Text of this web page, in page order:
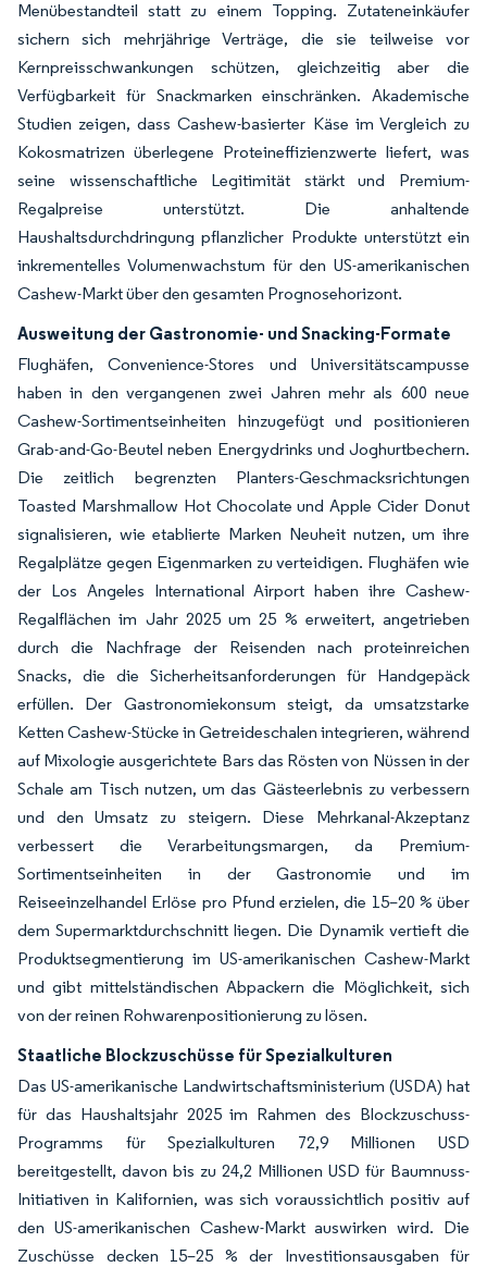
Menübestandteil statt zu einem Topping. Zutateneinkäufer
sichern sich mehrjährige Verträge, die sie teilweise vor
Kernpreisschwankungen schützen, gleichzeitig aber die
Verfügbarkeit für Snackmarken einschränken. Akademische
Studien zeigen, dass Cashew-basierter Käse im Vergleich zu
Kokosmatrizen überlegene Proteineffizienzwerte liefert, was
seine wissenschaftliche Legitimität stärkt und Premium-
Regalpreise unterstützt. Die anhaltende
Haushaltsdurchdringung pflanzlicher Produkte unterstützt ein
inkrementelles Volumenwachstum für den US-amerikanischen
Cashew-Markt über den gesamten Prognosehorizont.
Ausweitung der Gastronomie- und Snacking-Formate
Flughäfen, Convenience-Stores und Universitätscampusse
haben in den vergangenen zwei Jahren mehr als 600 neue
Cashew-Sortimentseinheiten hinzugefügt und positionieren
Grab-and-Go-Beutel neben Energydrinks und Joghurtbechern.
Die zeitlich begrenzten Planters-Geschmacksrichtungen
Toasted Marshmallow Hot Chocolate und Apple Cider Donut
signalisieren, wie etablierte Marken Neuheit nutzen, um ihre
Regalplätze gegen Eigenmarken zu verteidigen. Flughäfen wie
der Los Angeles International Airport haben ihre Cashew-
Regalflächen im Jahr 2025 um 25 % erweitert, angetrieben
durch die Nachfrage der Reisenden nach proteinreichen
Snacks, die die Sicherheitsanforderungen für Handgepäck
erfüllen. Der Gastronomiekonsum steigt, da umsatzstarke
Ketten Cashew-Stücke in Getreideschalen integrieren, während
auf Mixologie ausgerichtete Bars das Rösten von Nüssen in der
Schale am Tisch nutzen, um das Gästeerlebnis zu verbessern
und den Umsatz zu steigern. Diese Mehrkanal-Akzeptanz
verbessert die Verarbeitungsmargen, da Premium-
Sortimentseinheiten in der Gastronomie und im
Reiseeinzelhandel Erlöse pro Pfund erzielen, die 15–20 % über
dem Supermarktdurchschnitt liegen. Die Dynamik vertieft die
Produktsegmentierung im US-amerikanischen Cashew-Markt
und gibt mittelständischen Abpackern die Möglichkeit, sich
von der reinen Rohwarenpositionierung zu lösen.
Staatliche Blockzuschüsse für Spezialkulturen
Das US-amerikanische Landwirtschaftsministerium (USDA) hat
für das Haushaltsjahr 2025 im Rahmen des Blockzuschuss-
Programms für Spezialkulturen 72,9 Millionen USD
bereitgestellt, davon bis zu 24,2 Millionen USD für Baumnuss-
Initiativen in Kalifornien, was sich voraussichtlich positiv auf
den US-amerikanischen Cashew-Markt auswirken wird. Die
Zuschüsse decken 15–25 % der Investitionsausgaben für